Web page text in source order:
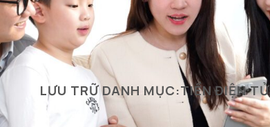
LƯU TRỮ DANH MỤC:TIỀN ĐIỆN TỬ